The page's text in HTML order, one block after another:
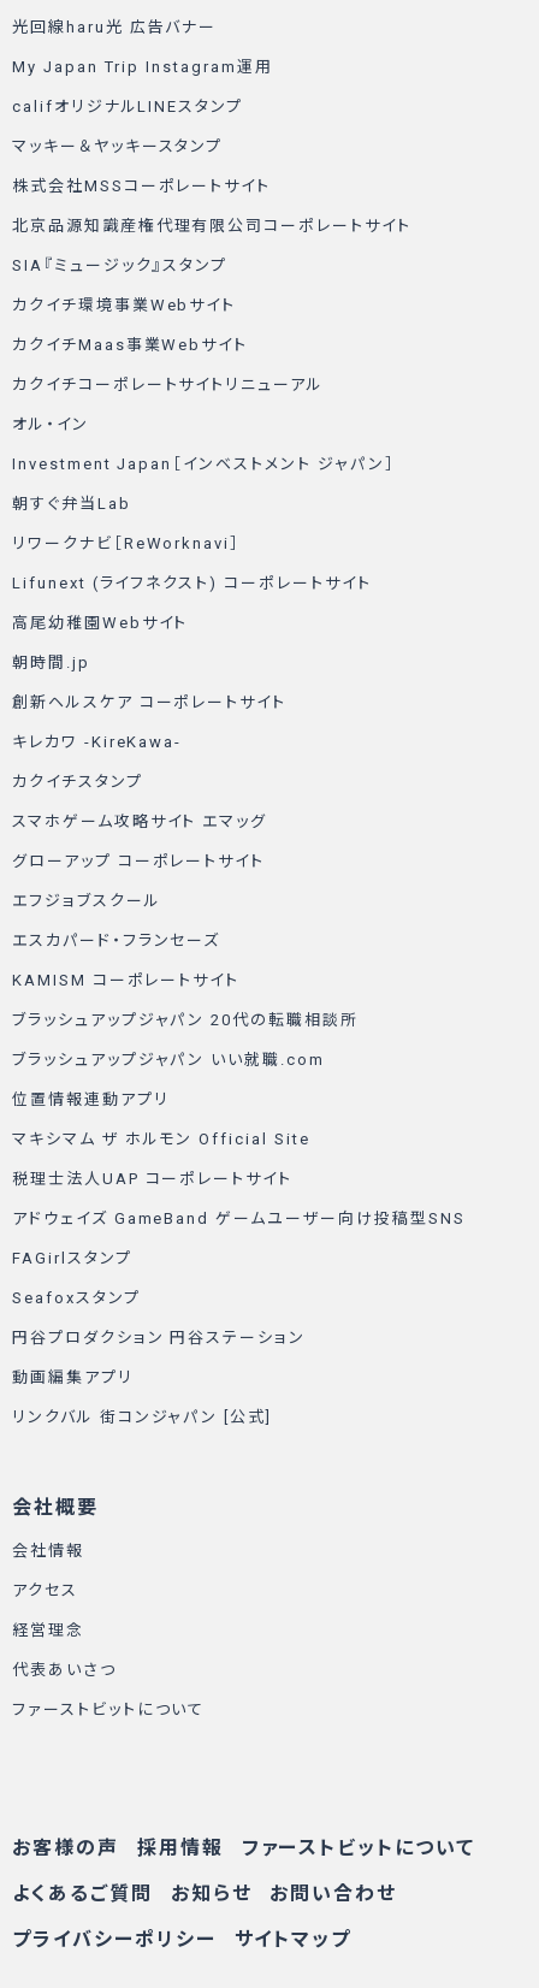
光回線haru光 広告バナー
My Japan Trip Instagram運用
califオリジナルLINEスタンプ
マッキー＆ヤッキースタンプ
株式会社MSSコーポレートサイト
北京品源知識産権代理有限公司コーポレートサイト
SIA『ミュージック』スタンプ
カクイチ環境事業Webサイト
カクイチMaas事業Webサイト
カクイチコーポレートサイトリニューアル
オル・イン
Investment Japan［インベストメント ジャパン］
朝すぐ弁当Lab
リワークナビ［ReWorknavi］
Lifunext (ライフネクスト) コーポレートサイト
高尾幼稚園Webサイト
朝時間.jp
創新ヘルスケア コーポレートサイト
キレカワ -KireKawa-
カクイチスタンプ
スマホゲーム攻略サイト エマッグ
グローアップ コーポレートサイト
エフジョブスクール
エスカパード・フランセーズ
KAMISM コーポレートサイト
ブラッシュアップジャパン 20代の転職相談所
ブラッシュアップジャパン いい就職.com
位置情報連動アプリ
マキシマム ザ ホルモン Official Site
税理士法人UAP コーポレートサイト
アドウェイズ GameBand ゲームユーザー向け投稿型SNS
FAGirlスタンプ
Seafoxスタンプ
円谷プロダクション 円谷ステーション
動画編集アプリ
リンクバル 街コンジャパン [公式]
会社概要
会社情報
アクセス
経営理念
代表あいさつ
ファーストビットについて
お客様の声 採用情報
ファーストビットについて
よくあるご質問
お知らせ
お問い合わせ
プライバシーポリシー
サイトマップ